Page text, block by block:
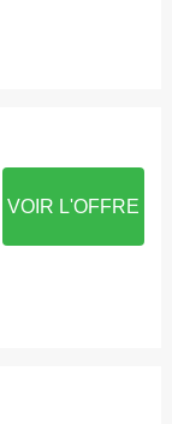
VOIR L'OFFRE